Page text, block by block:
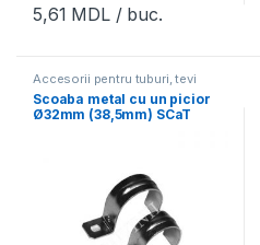
5,61 MDL/ buc.
Accesorii pentru tuburi, tevi
Scoaba metal cu un picior
Ø32mm (38,5mm) SCaT